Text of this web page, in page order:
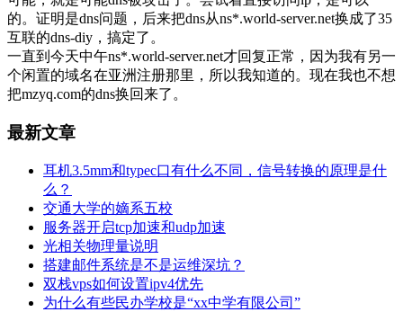
的。证明是dns问题，后来把dns从ns*.world-server.net换成了35
互联的dns-diy，搞定了。
一直到今天中午ns*.world-server.net才回复正常，因为我有另一
个闲置的域名在亚洲注册那里，所以我知道的。现在我也不想
把mzyq.com的dns换回来了。
最新文章
耳机3.5mm和typec口有什么不同，信号转换的原理是什
么？
交通大学的嫡系五校
服务器开启tcp加速和udp加速
光相关物理量说明
搭建邮件系统是不是运维深坑？
双栈vps如何设置ipv4优先
为什么有些民办学校是“xx中学有限公司”